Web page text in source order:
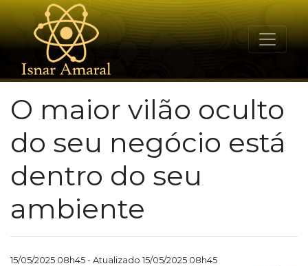
O maior vilão oculto
do seu negócio está
dentro do seu
ambiente
15/05/2025 08h45 - Atualizado 15/05/2025 08h45